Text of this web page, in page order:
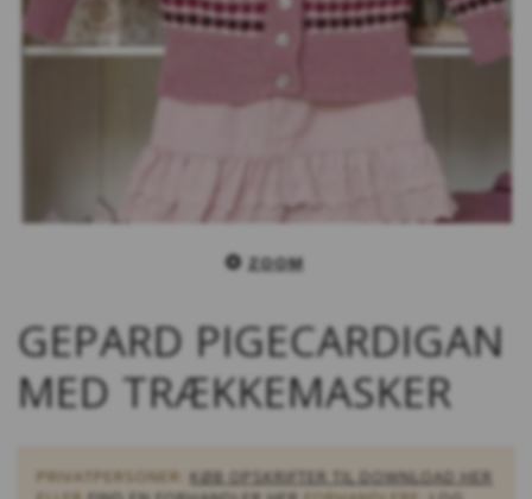
ZOOM
GEPARD PIGECARDIGAN
MED TRÆKKEMASKER
PRIVATPERSONER: KØB OPSKRIFTER TIL DOWNLOAD HER